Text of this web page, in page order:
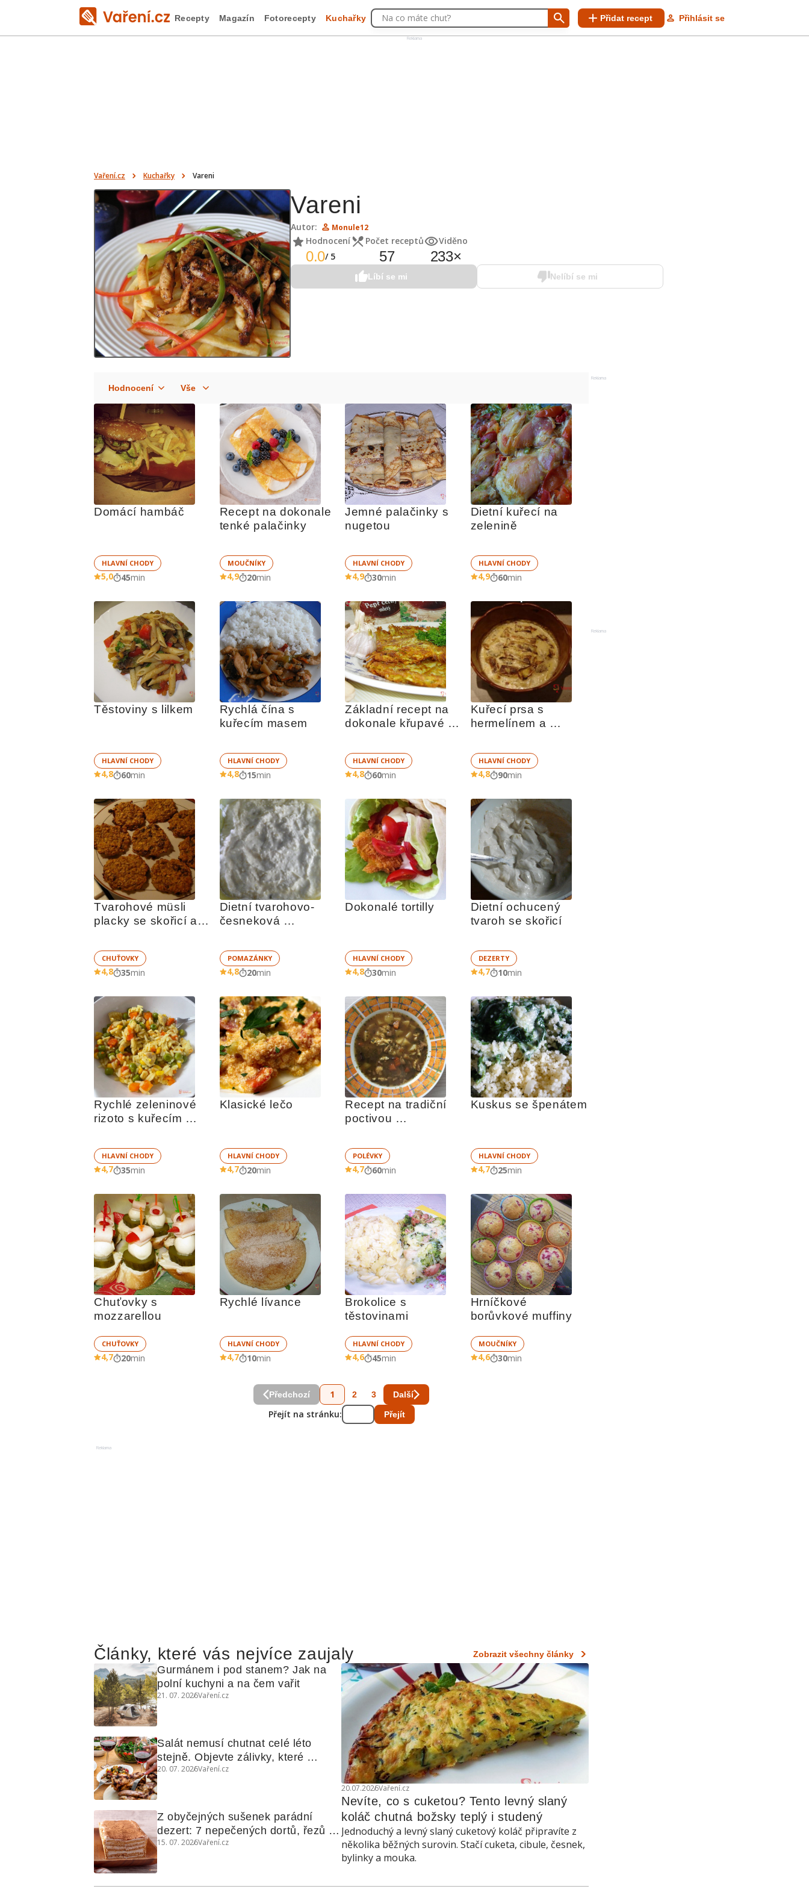
Reklama
Recepty Magazín Fotorecepty Kuchařky Na co máte chuť? Přidat recept Přihlásit se
Vaření.cz Kuchařky Vareni
Vareni
Autor: Monule12
Hodnocení
0.0/ 5
Počet receptů
57
Viděno
233×
Líbí se mi Nelíbí se mi
Domácí hambáč
HLAVNÍ CHODY
5,0 45min
Recept na dokonale
tenké palačinky
MOUČNÍKY
4,9 20min
Jemné palačinky s
nugetou
HLAVNÍ CHODY
4,9 30min
Dietní kuřecí na
zelenině
HLAVNÍ CHODY
4,9 60min
Těstoviny s lilkem
HLAVNÍ CHODY
4,8 60min
Rychlá čína s
kuřecím masem
HLAVNÍ CHODY
4,8 15min
Základní recept na
dokonale křupavé
HLAVNÍ CHODY
4,8 60min
Kuřecí prsa s
hermelínem a
HLAVNÍ CHODY
4,8 90min
Tvarohové müsli
placky se skořicí a
CHUŤOVKY
4,8 35min
Dietní tvarohovo-
česneková
POMAZÁNKY
4,8 20min
Dokonalé tortilly
HLAVNÍ CHODY
4,8 30min
Dietní ochucený
tvaroh se skořicí
DEZERTY
4,7 10min
Rychlé zeleninové
rizoto s kuřecím
HLAVNÍ CHODY
4,7 35min
Klasické lečo
HLAVNÍ CHODY
4,7 20min
Recept na tradiční
poctivou
POLÉVKY
4,7 60min
Kuskus se špenátem
HLAVNÍ CHODY
4,7 25min
Chuťovky s
mozzarellou
CHUŤOVKY
4,7 20min
Rychlé lívance
HLAVNÍ CHODY
4,7 10min
Brokolice s
těstovinami
HLAVNÍ CHODY
4,6 45min
Hrníčkové
borůvkové muffiny
MOUČNÍKY
4,6 30min
Předchozí 1 2 3 Další
Přejít na stránku: Přejít
Reklama
Články, které vás nejvíce zaujaly Zobrazit všechny články
20.07.2026Vaření.cz
Nevíte, co s cuketou? Tento levný slaný
koláč chutná božsky teplý i studený
Jednoduchý a levný slaný cuketový koláč připravíte z
několika běžných surovin. Stačí cuketa, cibule, česnek,
bylinky a mouka.
Gurmánem i pod stanem? Jak na
polní kuchyni a na čem vařit
21. 07. 2026Vaření.cz
Salát nemusí chutnat celé léto
stejně. Objevte zálivky, které
využijete i na maso, nudle nebo
20. 07. 2026Vaření.cz
Z obyčejných sušenek parádní
dezert: 7 nepečených dortů, řezů a
koláčů
15. 07. 2026Vaření.cz
Reklama
Reklama